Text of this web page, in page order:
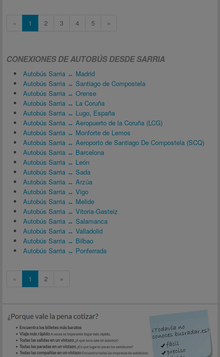
« 1 2 3 4 5 »
CONEXIONES DE AUTOBÚS DESDE SARRIA
Autobús Sarria ↔ Madrid
Autobús Sarria ↔ Santiago de Compostela
Autobús Sarria ↔ Orense
Autobús Sarria ↔ La Coruña
Autobús Sarria ↔ Lugo, España
Autobús Sarria ↔ Aeropuerto de la Coruña (LCG)
Autobús Sarria ↔ Monforte de Lemos
Autobús Sarria ↔ Aeroporto de Santiago De Compostela (SCQ)
Autobús Sarria ↔ Barcelona
Autobús Sarria ↔ León
Autobús Sarria ↔ Sada
Autobús Sarria ↔ Arzúa
Autobús Sarria ↔ Vigo
Autobús Sarria ↔ Melide
Autobús Sarria ↔ Vitoria-Gasteiz
Autobús Sarria ↔ Salamanca
Autobús Sarria ↔ Valladolid
Autobús Sarria ↔ Bilbao
Autobús Sarria ↔ Ponferrada
« 1 2 »